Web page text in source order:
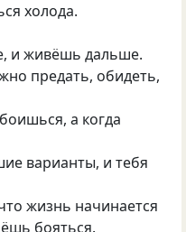
холода.
и живёшь дальше.
предать, обидеть,
а когда
варианты, и тебя
жизнь начинается
бояться.